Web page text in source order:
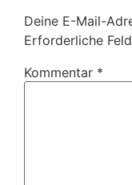
Deine E-Mail-
Erforderliche
Kommentar *